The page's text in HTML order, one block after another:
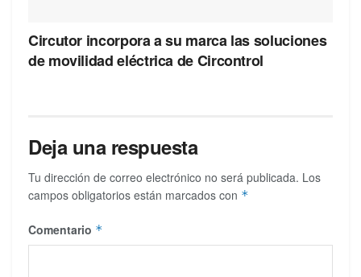
Circutor incorpora a su marca las soluciones
de movilidad eléctrica de Circontrol
Deja una respuesta
Tu dirección de correo electrónico no será publicada. Los
campos obligatorios están marcados con *
Comentario *